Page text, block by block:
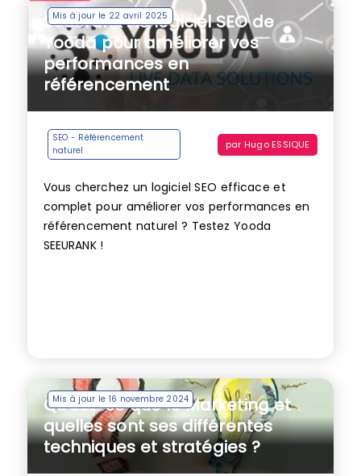
Mis à jour le 22 avril 2025
SeeUrank : le logiciel SEO de
Yooda pour améliorer vos
performances en
référencement
SEO - Référencement
naturel
par Hugo ESSIQUE
Vous cherchez un logiciel SEO efficace et
complet pour améliorer vos performances en
référencement naturel ? Testez Yooda
SEEURANK !
Mis à jour le 16 novembre 2024
Qu’est-ce que le Marketing et
quelles sont ses différentes
techniques et stratégies ?